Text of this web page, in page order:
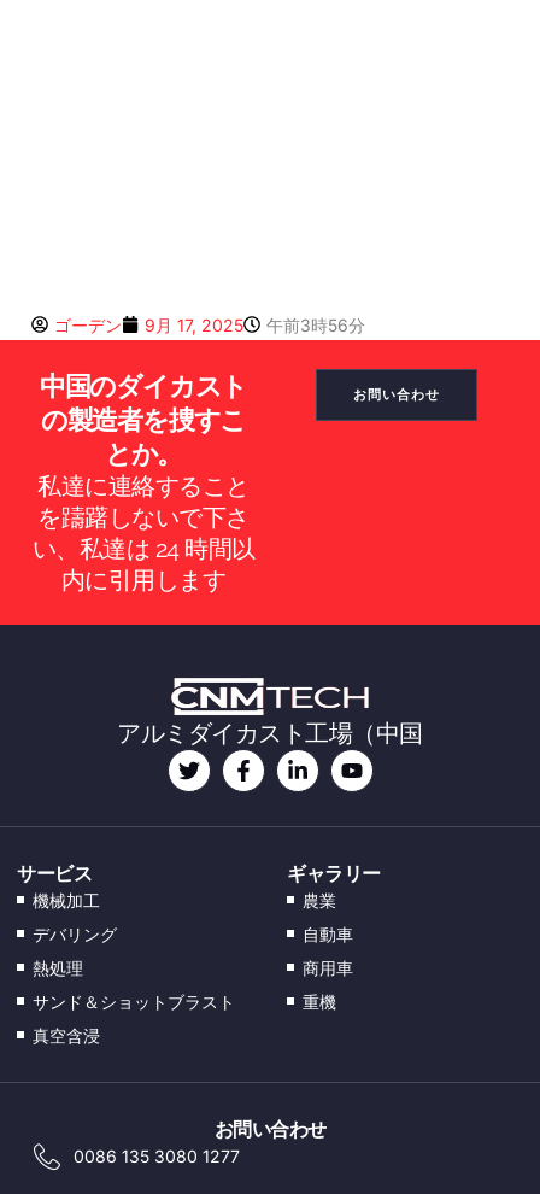
ゴーデン 9月 17, 2025 午前3時56分
中国のダイカスト
の製造者を捜すこ
とか。
私達に連絡すること
を躊躇しないで下さ
い、私達は 24 時間以
内に引用します
お問い合わせ
アルミダイカスト工場（中国
サービス
機械加工
デバリング
熱処理
サンド＆ショットブラスト
真空含浸
ギャラリー
農業
自動車
商用車
重機
お問い合わせ
0086 135 3080 1277
TR
PT
HU
NB
RO
ES_MX